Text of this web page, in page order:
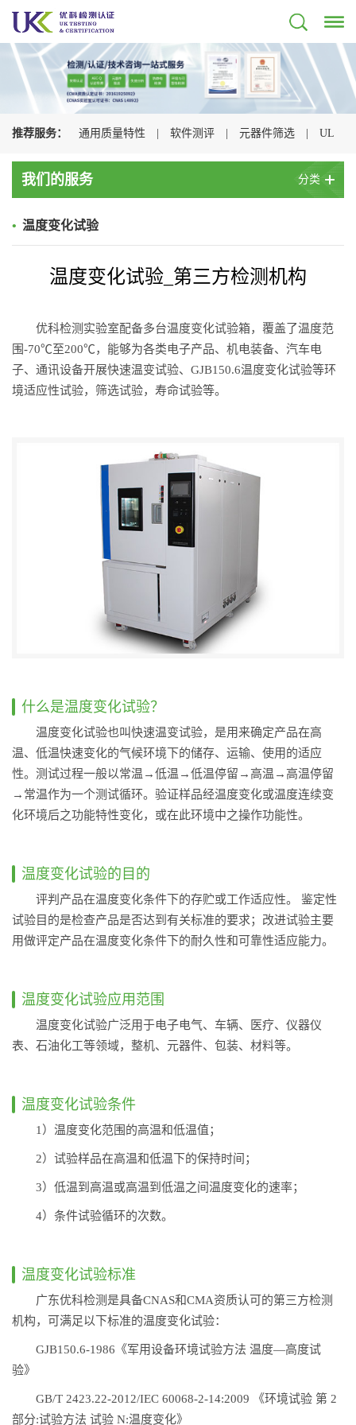
推荐服务： 通用质量特性 | 软件测评 | 元器件筛选 | UL
认证 | CSA认证
我们的服务 分类
• 温度变化试验
温度变化试验_第三方检测机构
优科检测实验室配备多台温度变化试验箱，覆盖了温度范
围-70℃至200℃，能够为各类电子产品、机电装备、汽车电
子、通讯设备开展快速温变试验、GJB150.6温度变化试验等环
境适应性试验，筛选试验，寿命试验等。
什么是温度变化试验？
温度变化试验也叫快速温变试验，是用来确定产品在高
温、低温快速变化的气候环境下的储存、运输、使用的适应
性。测试过程一般以常温→低温→低温停留→高温→高温停留
→常温作为一个测试循环。验证样品经温度变化或温度连续变
化环境后之功能特性变化，或在此环境中之操作功能性。
温度变化试验的目的
评判产品在温度变化条件下的存贮或工作适应性。 鉴定性
试验目的是检查产品是否达到有关标准的要求；改进试验主要
用做评定产品在温度变化条件下的耐久性和可靠性适应能力。
温度变化试验应用范围
温度变化试验广泛用于电子电气、车辆、医疗、仪器仪
表、石油化工等领域，整机、元器件、包装、材料等。
温度变化试验条件
1）温度变化范围的高温和低温值；
2）试验样品在高温和低温下的保持时间；
3）低温到高温或高温到低温之间温度变化的速率；
4）条件试验循环的次数。
温度变化试验标准
广东优科检测是具备CNAS和CMA资质认可的第三方检测
机构，可满足以下标准的温度变化试验：
GJB150.6-1986《军用设备环境试验方法 温度—高度试
验》
GB/T 2423.22-2012/IEC 60068-2-14:2009 《环境试验 第 2
部分:试验方法 试验 N:温度变化》